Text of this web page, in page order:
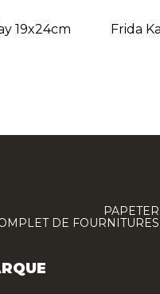
19x24cm
Frida
DE